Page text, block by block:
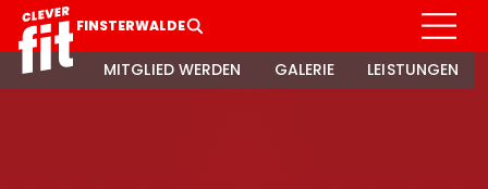
FINSTERWALDE
MITGLIED WERDEN GALERIE LEISTUNGEN